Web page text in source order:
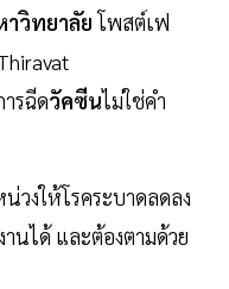
าวิทยาลัยโพสต์เฟ
รฉีดวัคซีนไม่ใช่คำ
ให้โรคระบาดลดลง
านได้ และต้องตามด้วย